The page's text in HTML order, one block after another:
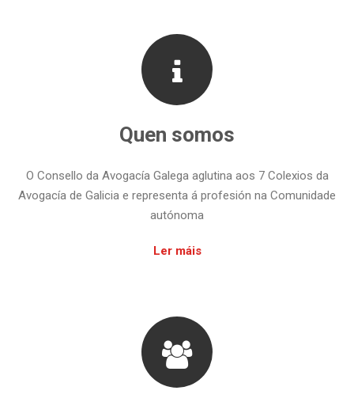
Quen somos
O Consello da Avogacía Galega aglutina aos 7 Colexios da
Avogacía de Galicia e representa á profesión na Comunidade
autónoma
Ler máis